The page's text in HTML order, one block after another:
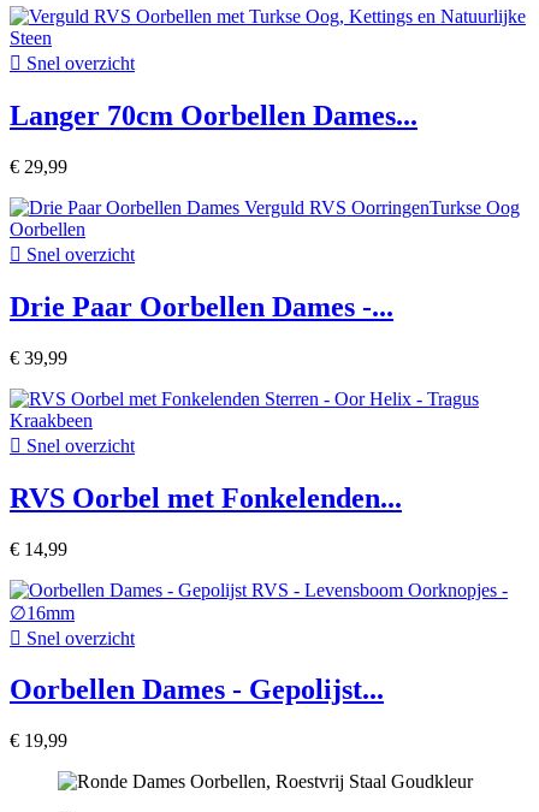
 Snel overzicht
Langer 70cm Oorbellen Dames...
€ 29,99
 Snel overzicht
Drie Paar Oorbellen Dames -...
€ 39,99
 Snel overzicht
RVS Oorbel met Fonkelenden...
€ 14,99
 Snel overzicht
Oorbellen Dames - Gepolijst...
€ 19,99